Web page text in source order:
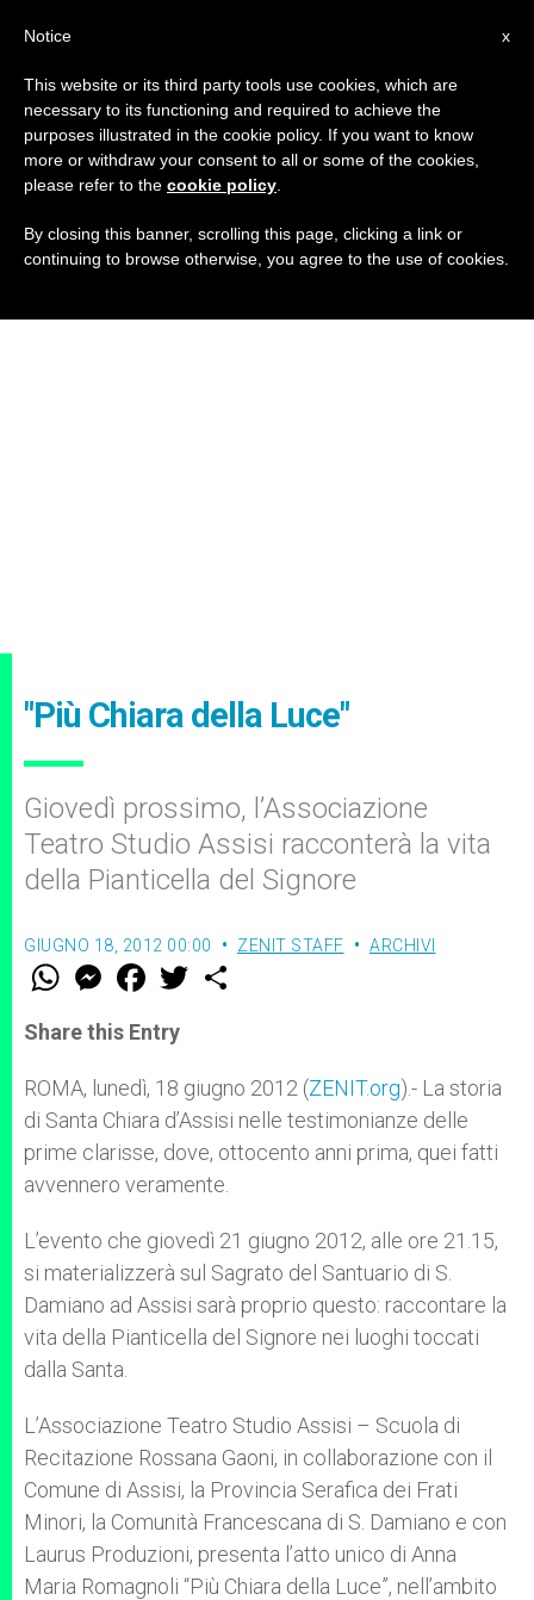
"Più Chiara della Luce"
Giovedì prossimo, l’Associazione
Teatro Studio Assisi racconterà la vita
della Pianticella del Signore
GIUGNO 18, 2012 00:00 ZENIT STAFF ARCHIVI
W
t
s
p
p
M
e
s
e
g
e
r
F
a
e
b
o
w
r
Share this Entry
ROMA, lunedì, 18 giugno 2012 (ZENIT.org).- La storia
di Santa Chiara d’Assisi nelle testimonianze delle
prime clarisse, dove, ottocento anni prima, quei fatti
avvennero veramente.
L’evento che giovedì 21 giugno 2012, alle ore 21.15,
si materializzerà sul Sagrato del Santuario di S.
Damiano ad Assisi sarà proprio questo: raccontare la
vita della Pianticella del Signore nei luoghi toccati
dalla Santa.
L’Associazione Teatro Studio Assisi – Scuola di
Recitazione Rossana Gaoni, in collaborazione con il
Comune di Assisi, la Provincia Serafica dei Frati
Minori, la Comunità Francescana di S. Damiano e con
Laurus Produzioni, presenta l’atto unico di Anna
Maria Romagnoli “Più Chiara della Luce”, nell’ambito
x
Notice
This website or its third party tools use cookies, which are
necessary to its functioning and required to achieve the
purposes illustrated in the cookie policy. If you want to know
more or withdraw your consent to all or some of the cookies,
please refer to the cookie policy
By closing this banner, scrolling this page, clicking a link or
continuing to browse otherwise, you agree to the use of cookies.